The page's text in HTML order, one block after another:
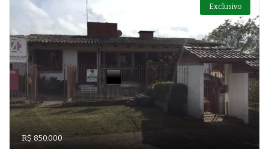
Exclusivo
R$ 850.000